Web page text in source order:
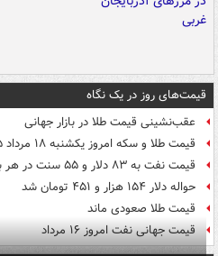
قیمت‌های روز در یک نگاه
عقب‌نشینی قیمت طلا در بازار جهانی
قیمت طلا و سکه امروز یکشنبه ۱۸ مرداد ۱۴۰۵
قیمت نفت به ۸۳ دلار و ۵۵ سنت در هر بشکه رسید
حواله دلار ۱۵۴ هزار و ۴۵۱ تومان شد
قیمت طلا صعودی ماند
قیمت جهانی نفت امروز ۱۶ مرداد